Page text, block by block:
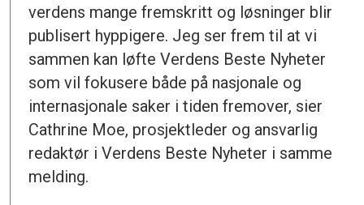
verdens mange fremskritt og løsninger blir
publisert hyppigere. Jeg ser frem til at vi
sammen kan løfte Verdens Beste Nyheter
som vil fokusere både på nasjonale og
internasjonale saker i tiden fremover, sier
Cathrine Moe, prosjektleder og ansvarlig
redaktør i Verdens Beste Nyheter i samme
melding.